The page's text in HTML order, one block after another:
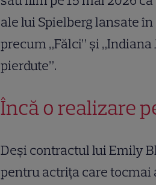
ale lui Spielberg lansate
precum „Fălci” și
pierdute”.
Încă o realizare
Deși contractul lui Emily
pentru actrița care tocmai